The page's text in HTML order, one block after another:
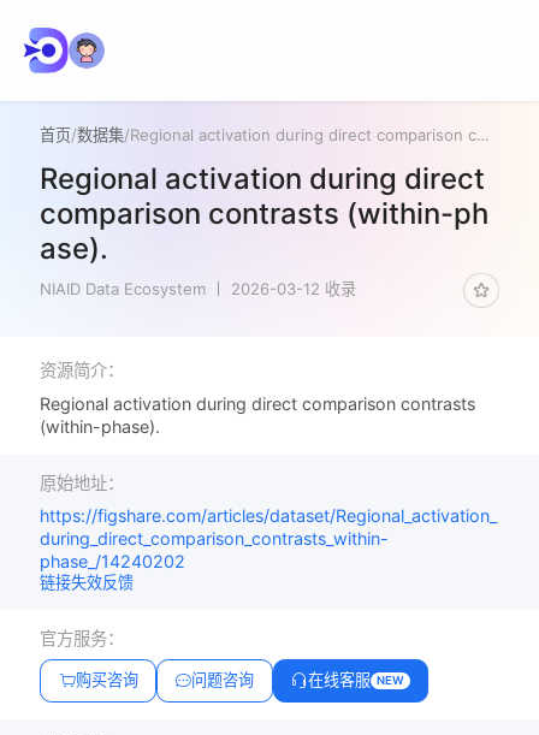
首页/数据集/ Regional activation during direct comparison contrasts (within-phase).
Regional activation during direct
comparison contrasts (within-ph
ase).
NIAID Data Ecosystem 2026-03-12 收录
资源简介：
Regional activation during direct comparison contrasts
(within-phase).
原始地址：
https://figshare.com/articles/dataset/Regional_activation_
during_direct_comparison_contrasts_within-
phase_/14240202
链接失效反馈
官方服务：
购买咨询 问题咨询 在线客服 NEW